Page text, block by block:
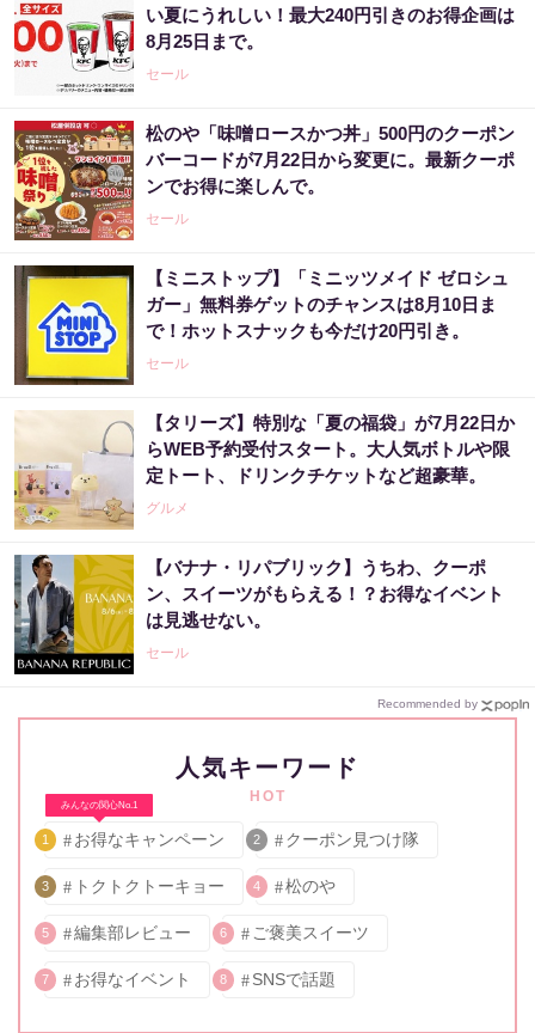
い夏にうれしい！最大240円引きのお得企画は
8月25日まで。
セール
松のや「味噌ロースかつ丼」500円のクーポン
バーコードが7月22日から変更に。最新クーポ
ンでお得に楽しんで。
セール
【ミニストップ】「ミニッツメイド ゼロシュ
ガー」無料券ゲットのチャンスは8月10日ま
で！ホットスナックも今だけ20円引き。
セール
【タリーズ】特別な「夏の福袋」が7月22日か
らWEB予約受付スタート。大人気ボトルや限
定トート、ドリンクチケットなど超豪華。
グルメ
【バナナ・リパブリック】うちわ、クーポ
ン、スイーツがもらえる！？お得なイベント
は見逃せない。
セール
Recommended by
人気キーワード
HOT
みんなの関心No.1
1 お得なキャンペーン 2 クーポン見つけ隊
3 トクトクトーキョー 4 松のや
5 編集部レビュー 6 ご褒美スイーツ
7 お得なイベント 8 SNSで話題